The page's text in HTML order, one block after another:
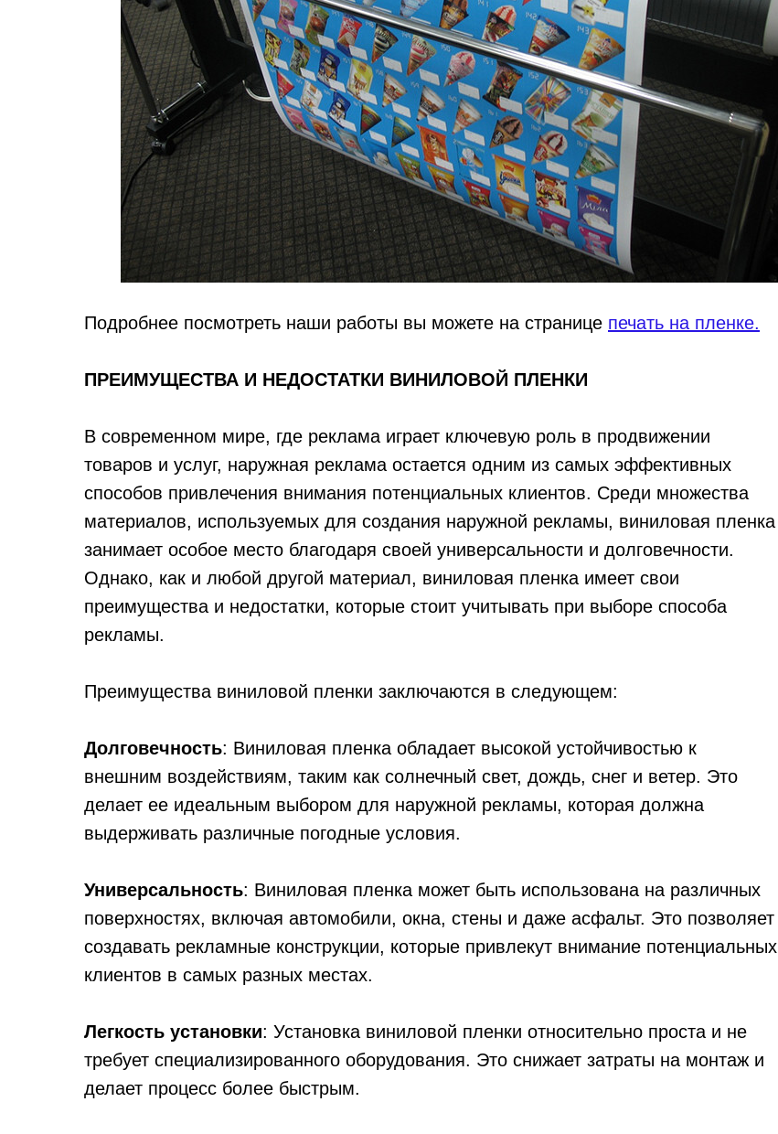
Подробнее посмотреть наши работы вы можете на странице печать на пленке.
ПРЕИМУЩЕСТВА И НЕДОСТАТКИ ВИНИЛОВОЙ ПЛЕНКИ
В современном мире, где реклама играет ключевую роль в продвижении
товаров и услуг, наружная реклама остается одним из самых эффективных
способов привлечения внимания потенциальных клиентов. Среди множества
материалов, используемых для создания наружной рекламы, виниловая пленка
занимает особое место благодаря своей универсальности и долговечности.
Однако, как и любой другой материал, виниловая пленка имеет свои
преимущества и недостатки, которые стоит учитывать при выборе способа
рекламы.
Преимущества виниловой пленки заключаются в следующем:
Долговечность: Виниловая пленка обладает высокой устойчивостью к
внешним воздействиям, таким как солнечный свет, дождь, снег и ветер. Это
делает ее идеальным выбором для наружной рекламы, которая должна
выдерживать различные погодные условия.
Универсальность: Виниловая пленка может быть использована на различных
поверхностях, включая автомобили, окна, стены и даже асфальт. Это позволяет
создавать рекламные конструкции, которые привлекут внимание потенциальных
клиентов в самых разных местах.
Легкость установки: Установка виниловой пленки относительно проста и не
требует специализированного оборудования. Это снижает затраты на монтаж и
делает процесс более быстрым.